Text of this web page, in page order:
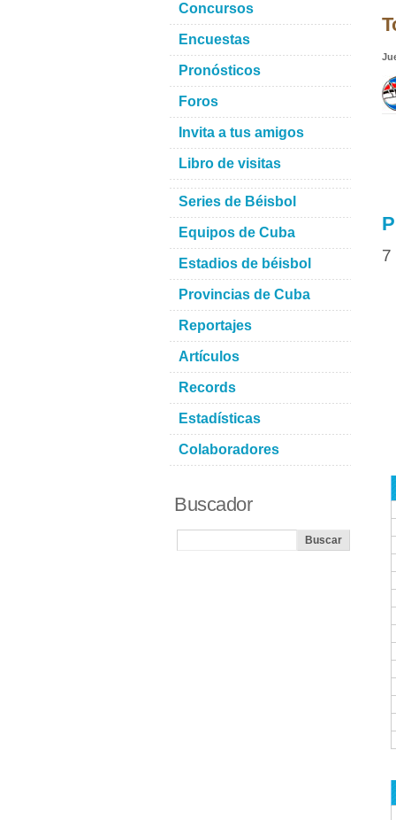
7
Concursos
Encuestas
Pronósticos
Foros
Invita a tus amigos
Libro de visitas
Series de Béisbol
Equipos de Cuba
Estadios de béisbol
Provincias de Cuba
Reportajes
Artículos
Records
Estadísticas
Colaboradores
Buscador